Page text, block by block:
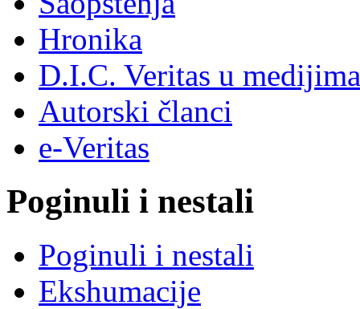
Hronika
D.I.C. Veritas u medijima
Autorski članci
e-Veritas
Poginuli i nestali
Poginuli i nestali
Ekshumacije